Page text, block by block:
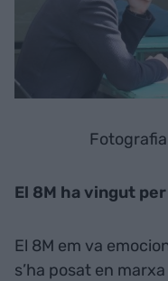
El 8M ha vingut
El 8M em va
s’ha posat en